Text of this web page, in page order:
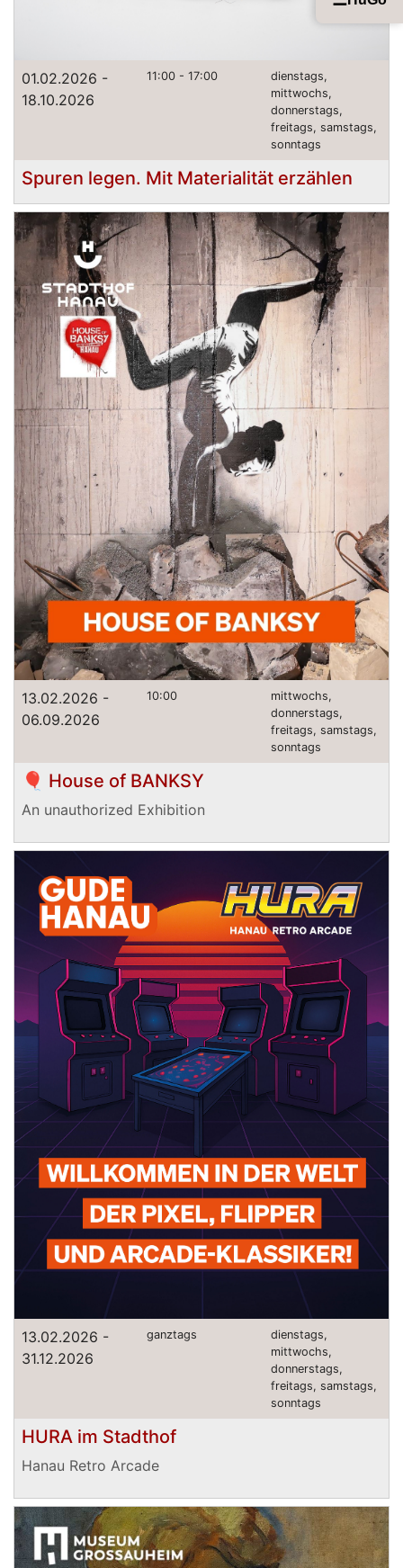
01.02.2026 -
18.10.2026
11:00 - 17:00
dienstags,
mittwochs,
donnerstags,
freitags, samstags,
sonntags
Spuren legen. Mit Materialität erzählen
13.02.2026 -
06.09.2026
10:00
mittwochs,
donnerstags,
freitags, samstags,
sonntags
🎈 House of BANKSY
An unauthorized Exhibition
13.02.2026 -
31.12.2026
ganztags
dienstags,
mittwochs,
donnerstags,
freitags, samstags,
sonntags
HURA im Stadthof
Hanau Retro Arcade